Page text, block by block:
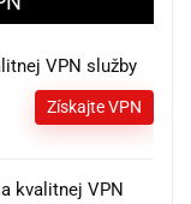
VPN služby
Získajte VPN
kvalitnej VPN